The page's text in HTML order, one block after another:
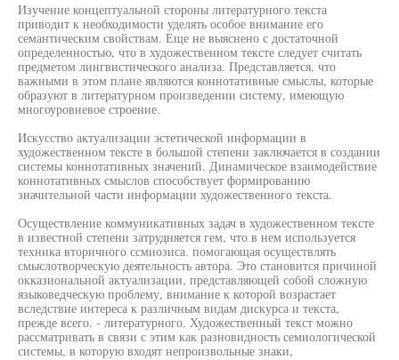
Изучение концептуальной стороны литературного текста
приводит к необходимости уделять особое внимание его
семантическим свойствам. Еще не выяснено с достаточной
определенностью, что в художественном тексте следует считать
предметом лингвистического анализа. Представляется, что
важными в этом плане являются коннотативные смыслы, которые
образуют в литературном произведении систему, имеющую
многоуровневое строение.
Искусство актуализации эстетической информации в
художественном тексте в большой степени заключается в создании
системы коннотативных значений. Динамическое взаимодействие
коннотативных смыслов способствует формированию
значительной части информации художественного текста.
Осуществление коммуникативных задач в художественном тексте
в известной степени затрудняется гем, что в нем используется
техника вторичного ссмиозиса. помогающая осуществлять
смыслотворческую деятельность автора. Это становится причиной
окказиональной актуализации, представляющей собой сложную
языковедческую проблему, внимание к которой возрастает
вследствие интереса к различным видам дискурса и текста,
прежде всего. - литературного. Художественный текст можно
рассматривать в связи с этим как разновидность семиологической
системы, в которую входят непроизвольные знаки,